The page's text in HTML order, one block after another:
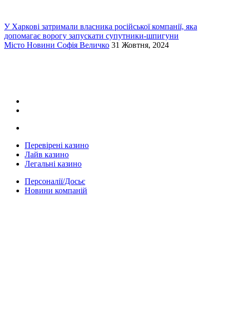
У Харкові затримали власника російської компанії, яка
допомагає ворогу запускати супутники-шпигуни
Місто Новини Софія Величко 31 Жовтня, 2024
Перевірені казино
Лайв казино
Легальні казино
Персоналії/Досьє
Новини компаній